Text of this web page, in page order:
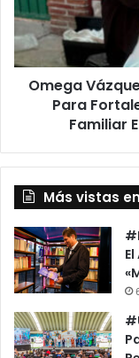
Para
Fortalecer
Su
Bienestar
Económico
Familiar
Colonias
Omega
Para
Familiar
Más vistas